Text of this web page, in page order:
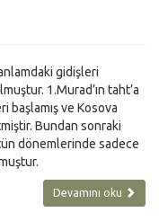
gidişleri
1.Murad’ın taht’a
başlamış ve Kosova
Bundan sonraki
dönemlerinde sadece
Devamını oku